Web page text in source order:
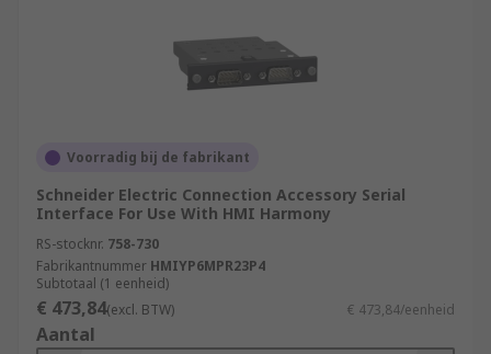
Voorradig bij de fabrikant
Schneider Electric Connection Accessory Serial
Interface For Use With HMI Harmony
RS-stocknr. 758-730
Fabrikantnummer HMIYP6MPR23P4
Subtotaal (1 eenheid)
€ 473,84(excl. BTW) € 473,84/eenheid
Aantal